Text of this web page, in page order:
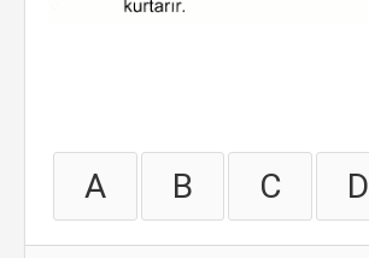
A B C D